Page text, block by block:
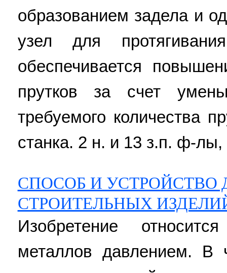
образованием задела и
узел для
обеспечивается
прутков за счет
требуемого количества
станка. 2 н. и 13 з.п. ф-лы,
СПОСОБ И УСТРОЙСТВО
СТРОИТЕЛЬНЫХ
Изобретение
металлов давлением. В